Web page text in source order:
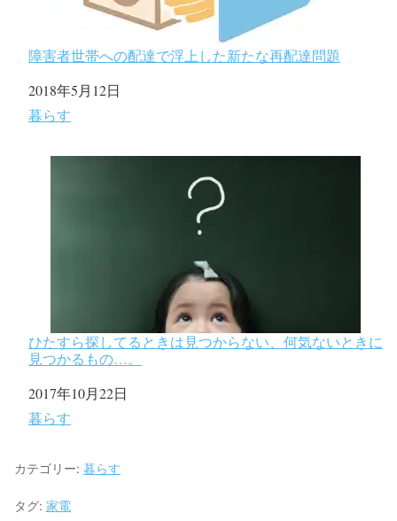
障害者世帯への配達で浮上した新たな再配達問題
日付
2018年5月12日
関連理由
暮らす
ひたすら探してるときは見つからない、何気ないときに
見つかるもの…。
日付
2017年10月22日
関連理由
暮らす
カテゴリー: 暮らす
タグ: 家電